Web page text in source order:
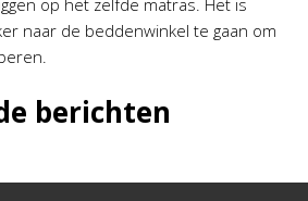
op het zelfde matras. Het is
naar de beddenwinkel te gaan om
berichten